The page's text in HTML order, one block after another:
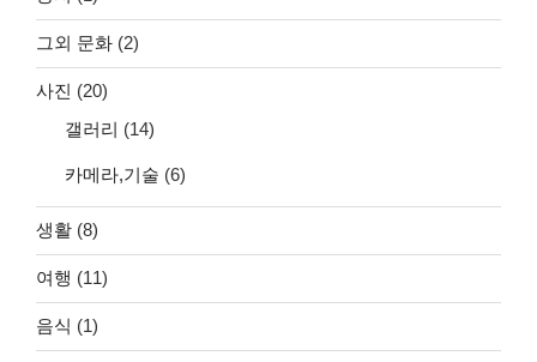
그외 문화 (2)
사진 (20)
갤러리 (14)
카메라,기술 (6)
생활 (8)
여행 (11)
음식 (1)